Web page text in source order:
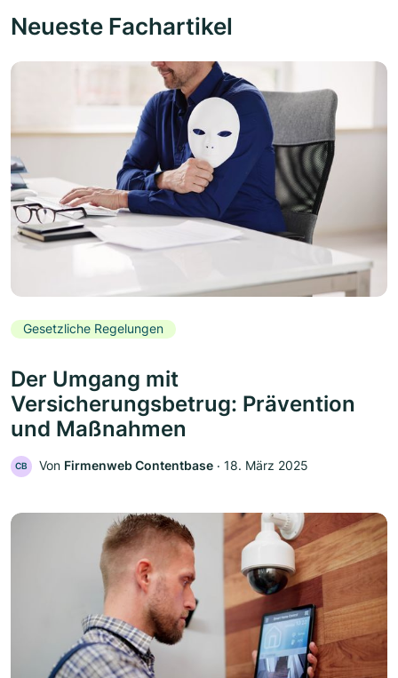
Neueste Fachartikel
Gesetzliche Regelungen
Der Umgang mit
Versicherungsbetrug: Prävention
und Maßnahmen
CB Von Firmenweb Contentbase ‧ 18. März 2025